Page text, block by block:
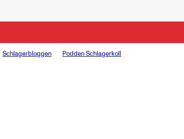
Schlagerbloggen Podden Schlagerkoll